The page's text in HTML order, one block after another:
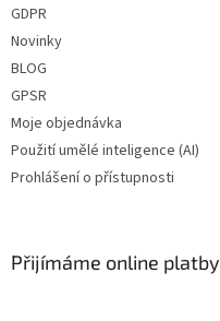
GDPR
Novinky
BLOG
GPSR
Moje objednávka
Použití umělé inteligence (AI)
Prohlášení o přístupnosti
Přijímáme online platby